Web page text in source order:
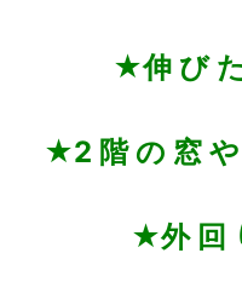
★伸 び
★2 階 の 窓
★外 回